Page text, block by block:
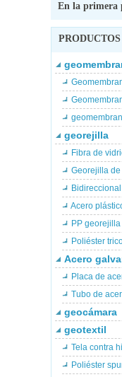
En la primera
PRODUCTOS
georejilla
Fibra de
Georejilla de
Bidireccional
Acero
PP
Poliéster
Acero
Placa de acero
Tubo de acero
geocámara
geotextil
Tela contra
Poliéster